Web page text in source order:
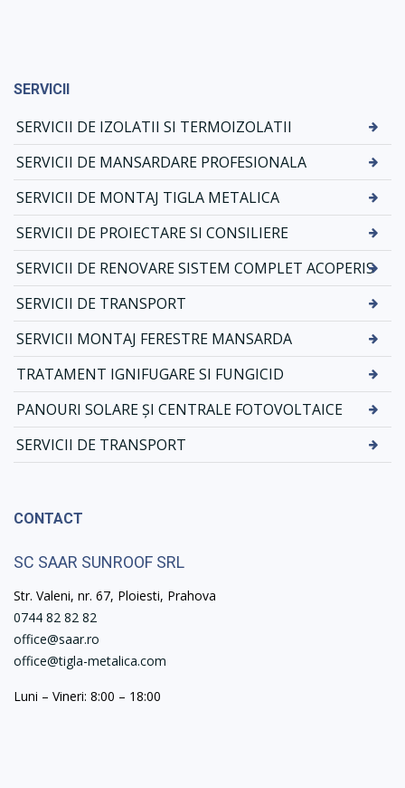
SERVICII
SERVICII DE IZOLATII SI TERMOIZOLATII
SERVICII DE MANSARDARE PROFESIONALA
SERVICII DE MONTAJ TIGLA METALICA
SERVICII DE PROIECTARE SI CONSILIERE
SERVICII DE RENOVARE SISTEM COMPLET ACOPERIS
SERVICII DE TRANSPORT
SERVICII MONTAJ FERESTRE MANSARDA
TRATAMENT IGNIFUGARE SI FUNGICID
PANOURI SOLARE ȘI CENTRALE FOTOVOLTAICE
SERVICII DE TRANSPORT
CONTACT
SC SAAR SUNROOF SRL
Str. Valeni, nr. 67, Ploiesti, Prahova
0744 82 82 82
office@saar.ro
office@tigla-metalica.com
Luni – Vineri: 8:00 – 18:00